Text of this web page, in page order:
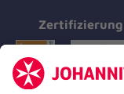
Zertifizierung